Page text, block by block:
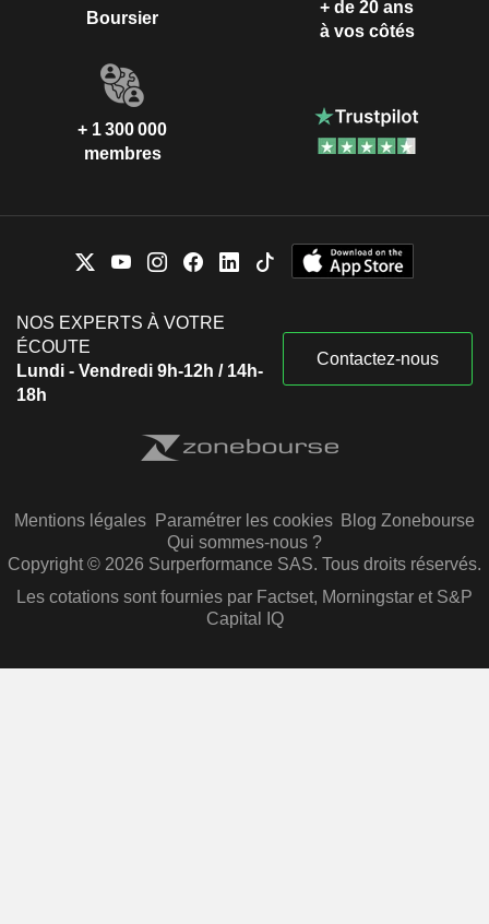
Boursier
+ de 20 ans
à vos côtés
+ 1 300 000
membres
NOS EXPERTS À VOTRE
ÉCOUTE
Lundi - Vendredi 9h-12h / 14h-
18h
Contactez-nous
Mentions légales Paramétrer les cookies Blog Zonebourse
Qui sommes-nous ?
Copyright © 2026 Surperformance SAS. Tous droits réservés.
Les cotations sont fournies par Factset, Morningstar et S&P
Capital IQ